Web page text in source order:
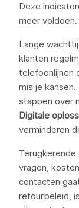
Deze
meer voldoen.
Lange
klanten
telefoonlijnen
mis je
stappen over
Digitale
verminderen
vragen,
contacten
retourbeleid,